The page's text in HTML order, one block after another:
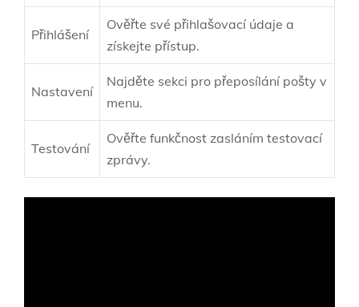
Přihlášení
Ověřte své přihlašovací údaje a
získejte přístup.
Nastavení
Najděte sekci pro přeposílání pošty v
menu.
Testování
Ověřte funkčnost zasláním testovací
zprávy.